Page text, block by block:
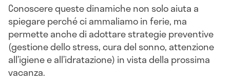
Conoscere queste dinamiche non solo aiuta a
spiegare perché ci ammaliamo in ferie, ma
permette anche di adottare strategie preventive
(gestione dello stress, cura del sonno, attenzione
all’igiene e all’idratazione) in vista della prossima
vacanza.